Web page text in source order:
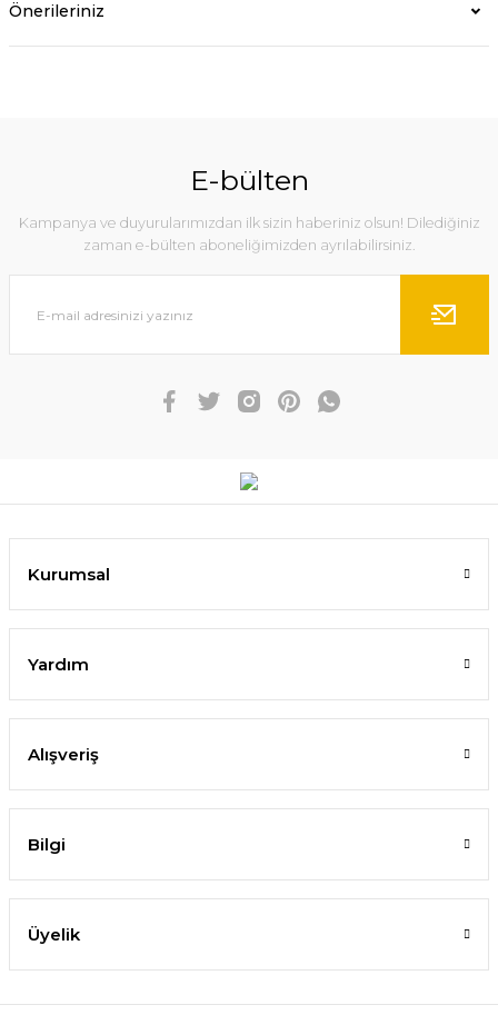
Önerileriniz
E-bülten
Kampanya ve duyurularımızdan ilk sizin haberiniz olsun! Dilediğiniz
zaman e-bülten aboneliğimizden ayrılabilirsiniz.
Kurumsal
Yardım
Alışveriş
Bilgi
Üyelik